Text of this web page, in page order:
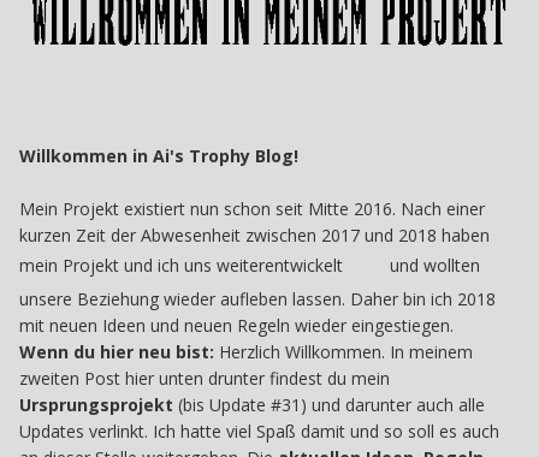
Willkommen in Ai's Trophy Blog!
Mein Projekt existiert nun schon seit Mitte 2016. Nach einer
kurzen Zeit der Abwesenheit zwischen 2017 und 2018 haben
mein Projekt und ich uns weiterentwickelt
und wollten
unsere Beziehung wieder aufleben lassen. Daher bin ich 2018
mit neuen Ideen und neuen Regeln wieder eingestiegen.
Wenn du hier neu bist: Herzlich Willkommen. In meinem
zweiten Post hier unten drunter findest du mein
Ursprungsprojekt (bis Update #31) und darunter auch alle
Updates verlinkt. Ich hatte viel Spaß damit und so soll es auch